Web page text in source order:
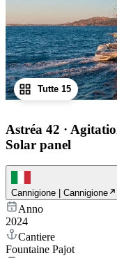
Tutte 15
Astréa 42 ·
Solar panel
Cannigione | Cannigione
Anno
2024
Cantiere
Fountaine Pajot